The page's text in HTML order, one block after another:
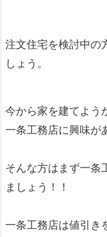
注文住宅を検討中の
しょう。
今から家を建てよう
一条工務店に興味が
そんな方はまず一条
ましょう！！
一条工務店は値引き